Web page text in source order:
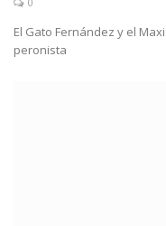
El Gato Fernández y el
peronista